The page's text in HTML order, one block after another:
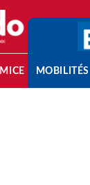
MICE MOBILITÉS